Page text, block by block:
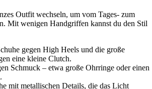
Outfit wechseln, um vom Tages- zum
Mit wenigen Handgriffen kannst du den Stil
gegen High Heels und die große
eine kleine Clutch.
Schmuck – etwa große Ohrringe oder einen
mit metallischen Details, die das Licht